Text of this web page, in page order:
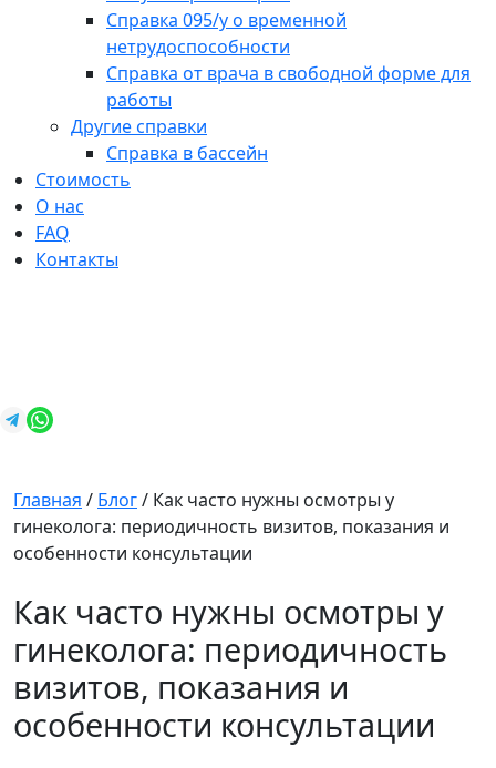
Справка 095/у о временной
нетрудоспособности
Справка от врача в свободной форме для
работы
Другие справки
Справка в бассейн
Стоимость
О нас
FAQ
Контакты
Главная / Блог/ Как часто нужны осмотры у
гинеколога: периодичность визитов, показания и
особенности консультации
Как часто нужны осмотры у
гинеколога: периодичность
визитов, показания и
особенности консультации